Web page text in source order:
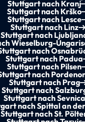
Stuttgart nach Kranj
Stuttgart nach Krško
Stuttgart nach Lesce
Stuttgart nach Linz
Stuttgart nach
Wieselburg-
nach
Stuttgart nach Padua
Stuttgart nach Pilsen
nach
Stuttgart nach Prag
Stuttgart nach
Stuttgart nach Sevnica
nach Spittal an
Stuttgart nach St.